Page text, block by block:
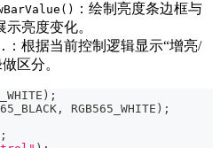
：绘制亮度条边框与
亮度变化。
：根据当前控制逻辑显示“增亮/
区分。
) ;
, RGB565_WHITE ) ;
;